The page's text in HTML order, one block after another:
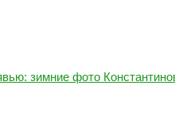
зимние фото